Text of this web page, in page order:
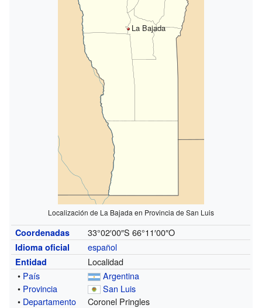
La Bajada
Localización de La Bajada en Provincia de San Luis
Coordenadas 33°02′00″S 66°11′00″O
Idioma oficial español
Entidad
Localidad
• País
Argentina
• Provincia
San Luis
• Departamento Coronel Pringles